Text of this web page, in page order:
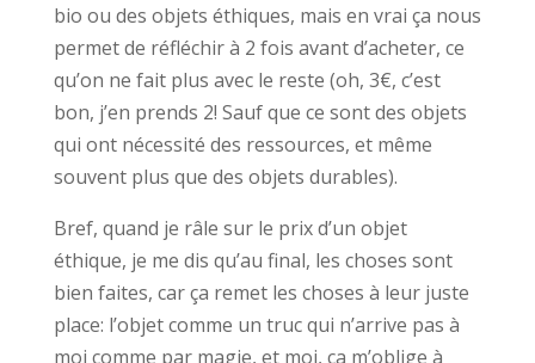
bio ou des objets éthiques, mais en vrai ça nous
permet de réfléchir à 2 fois avant d’acheter, ce
qu’on ne fait plus avec le reste (oh, 3€, c’est
bon, j’en prends 2! Sauf que ce sont des objets
qui ont nécessité des ressources, et même
souvent plus que des objets durables).
Bref, quand je râle sur le prix d’un objet
éthique, je me dis qu’au final, les choses sont
bien faites, car ça remet les choses à leur juste
place: l’objet comme un truc qui n’arrive pas à
moi comme par magie, et moi, ça m’oblige à